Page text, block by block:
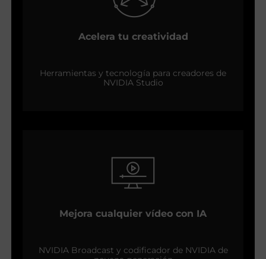
Acelera tu creatividad
Herramientas y tecnología para creadores de
NVIDIA Studio
Mejora cualquier vídeo con IA
NVIDIA Broadcast y codificador de NVIDIA de